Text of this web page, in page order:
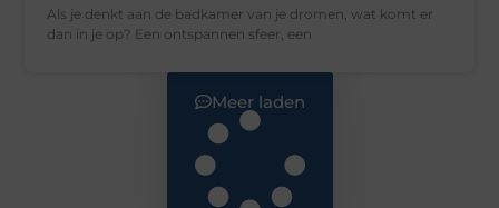
Als je denkt aan de badkamer van je dromen, wat komt er
dan in je op? Een ontspannen sfeer, een
Meer laden